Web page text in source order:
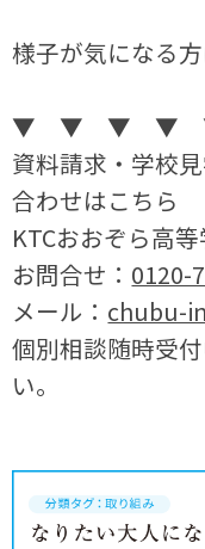
様子が気になる
▼ ▼ ▼ ▼
資料請求・学校
合わせはこちら
KTCおおぞら高
お問合せ： 0120-
メール： chubu-
個別相談随時受
い。